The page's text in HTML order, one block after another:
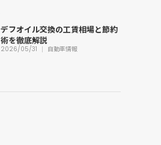
デフオイル交換の工賃相場と節約
術を徹底解説
2026/05/31 自動車情報